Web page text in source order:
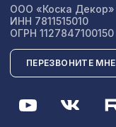
ООО «Коска Декор»
ИНН 7811515010
ОГРН 1127847100150
ПЕРЕЗВОНИТЕ МНЕ